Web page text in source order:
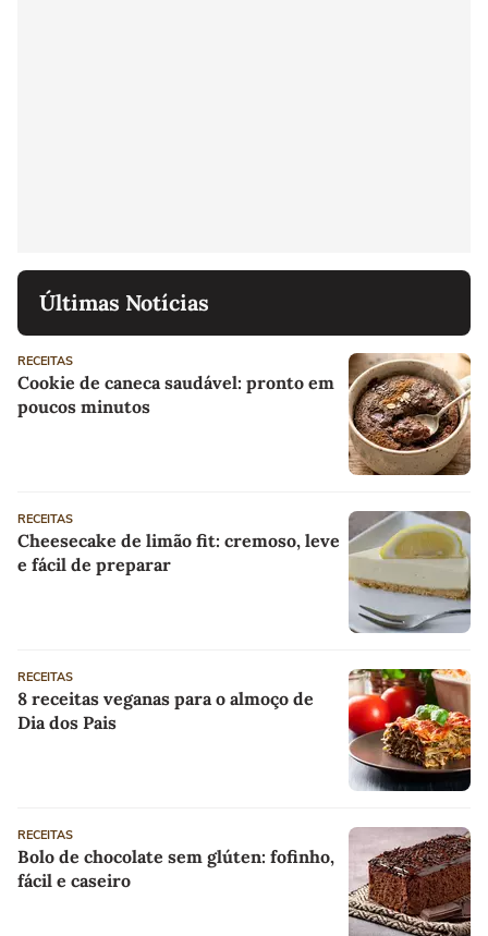
Últimas Notícias
RECEITAS
Cookie de caneca saudável: pronto em
poucos minutos
RECEITAS
Cheesecake de limão fit: cremoso, leve
e fácil de preparar
RECEITAS
8 receitas veganas para o almoço de
Dia dos Pais
RECEITAS
Bolo de chocolate sem glúten: fofinho,
fácil e caseiro